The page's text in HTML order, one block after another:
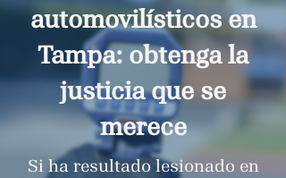
automovilísticos en
Tampa: obtenga la
justicia que se
merece
Si ha resultado lesionado en